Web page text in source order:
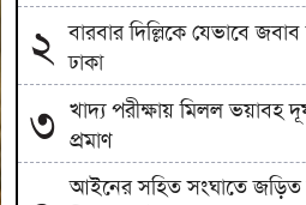
২ বারবার দিল্লিকে যেভাবে জবাব
ঢাকা
৩ খাদ্য পরীক্ষায় মিলল ভয়াবহ
প্রমাণ
আইনের সহিত সংঘাতে